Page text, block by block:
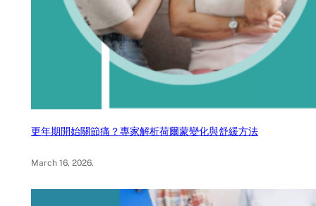
更年期開始關節痛？專家解析荷爾蒙變化與舒緩方法
March 16, 2026.